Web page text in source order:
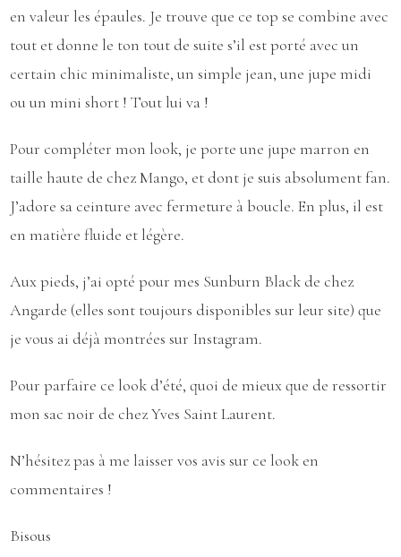
en valeur les épaules. Je trouve que ce top se combine avec
tout et donne le ton tout de suite s’il est porté avec un
certain chic minimaliste, un simple jean, une jupe midi
ou un mini short ! Tout lui va !
Pour compléter mon look, je porte une jupe marron en
taille haute de chez Mango, et dont je suis absolument fan.
J’adore sa ceinture avec fermeture à boucle. En plus, il est
en matière fluide et légère.
Aux pieds, j’ai opté pour mes Sunburn Black de chez
Angarde (elles sont toujours disponibles sur leur site) que
je vous ai déjà montrées sur Instagram.
Pour parfaire ce look d’été, quoi de mieux que de ressortir
mon sac noir de chez Yves Saint Laurent.
N’hésitez pas à me laisser vos avis sur ce look en
commentaires !
Bisous